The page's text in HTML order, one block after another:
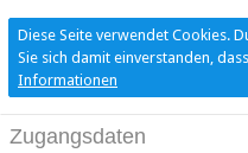
Diese Seite verwendet Cookies.
Sie sich damit einverstanden,
Informationen
Zugangsdaten